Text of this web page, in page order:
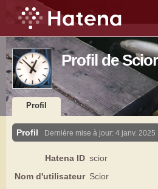
Profil de Scior
Profil
Profil Dernière mise à jour: 4 janv. 2025
Hatena ID scior
Nom d'utilisateur Scior